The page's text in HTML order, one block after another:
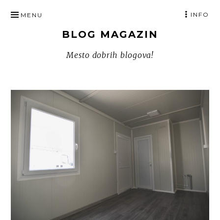
TO
BLOG MAGAZIN
Mesto dobrih blogova!
MENU INFO